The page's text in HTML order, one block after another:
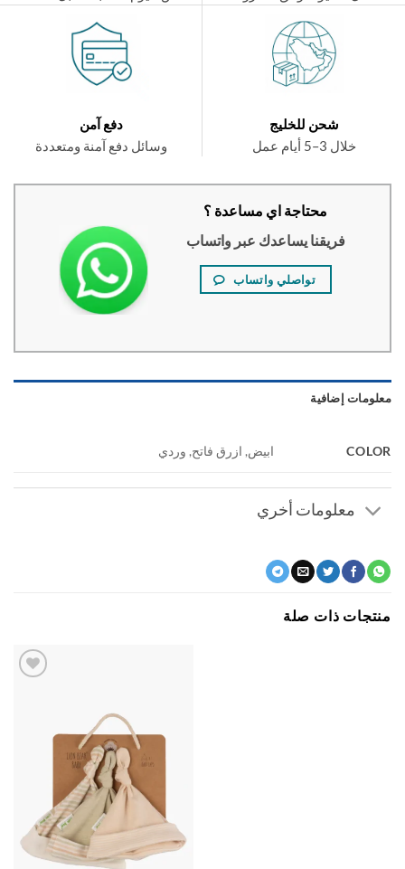
شحن للخليج
دفع آمن
وسائل دفع آمنة ومتعددة
محتاجة اي مساعدة ؟
فريقنا يساعدك عبر واتساب
تواصلي واتساب
إضافية
ابيض, ازرق فاتح, وردي
معلومات أخري
ذات صلة